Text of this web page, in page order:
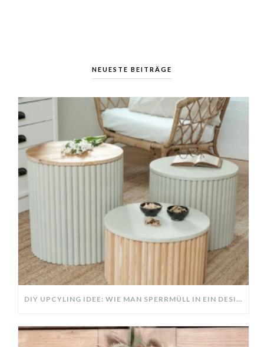
NEUESTE BEITRÄGE
DIY UPCYLING IDEE: WIE MAN SPERRMÜLL IN EIN DESIGNER TEIL VERWANDELT